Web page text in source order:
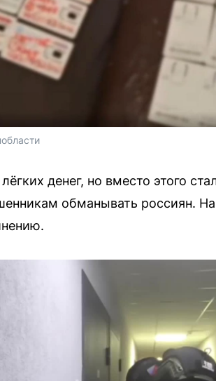
денег, но вместо этого
обманывать россиян.